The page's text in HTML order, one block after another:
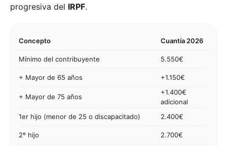
progresiva del IRPF.
Concepto Cuantía 2026
Mínimo del contribuyente 5.550€
+ Mayor de 65 años +1.150€
+ Mayor de 75 años
+1.400€
adicional
1er hijo (menor de 25 o discapacitado)
2.400€
2º hijo 2.700€